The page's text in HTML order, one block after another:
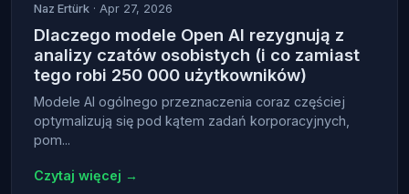
Naz Ertürk · Apr 27, 2026
Dlaczego modele Open AI rezygnują z
analizy czatów osobistych (i co zamiast
tego robi 250 000 użytkowników)
Modele AI ogólnego przeznaczenia coraz częściej
optymalizują się pod kątem zadań korporacyjnych,
pom...
Czytaj więcej →